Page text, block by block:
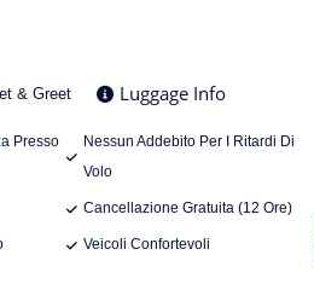
& Greet Luggage Info
Presso
Nessun Addebito Per I Ritardi Di
Volo
Cancellazione Gratuita (12 Ore)
Veicoli Confortevoli